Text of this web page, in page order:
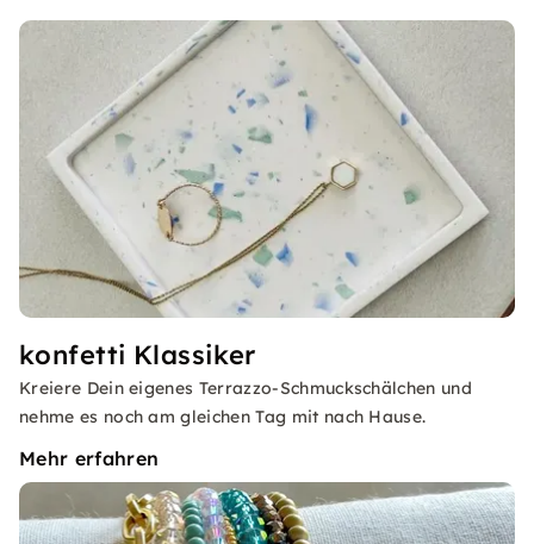
konfetti Klassiker
Kreiere Dein eigenes Terrazzo-Schmuckschälchen und
nehme es noch am gleichen Tag mit nach Hause.
Mehr erfahren